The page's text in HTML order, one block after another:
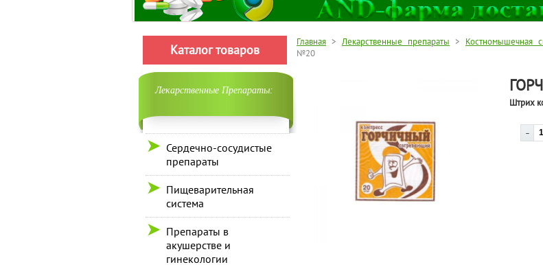
Каталог товаров
Лекарственные Препараты:
Сердечно-сосудистые
препараты
Пищеварительная
система
Препараты в
акушерстве и
гинекологии
Главная > Лекарственные препараты > Костномышечная
№20
Штрих